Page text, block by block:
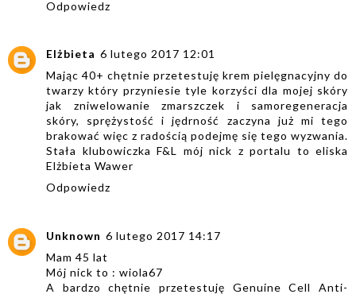
Odpowiedz
Elżbieta 6 lutego 2017 12:01
Mając 40+ chętnie przetestuję krem pielęgnacyjny do
twarzy który przyniesie tyle korzyści dla mojej skóry
jak zniwelowanie zmarszczek i samoregeneracja
skóry, sprężystość i jędrność zaczyna już mi tego
brakować więc z radością podejmę się tego wyzwania.
Stała klubowiczka F&L mój nick z portalu to eliska
Elżbieta Wawer
Odpowiedz
Unknown 6 lutego 2017 14:17
Mam 45 lat
Mój nick to : wiola67
A bardzo chętnie przetestuję Genuine Cell Anti-